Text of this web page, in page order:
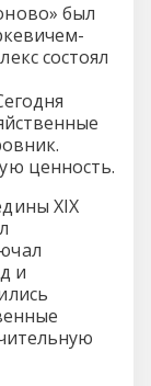
был
состоял
ценность.
XIX
и